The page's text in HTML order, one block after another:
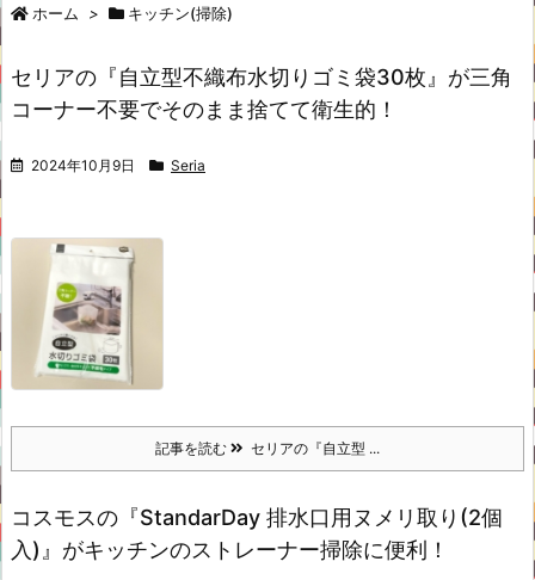
ホーム > キッチン(掃除)
セリアの『自立型不織布水切りゴミ袋30枚』が三角
コーナー不要でそのまま捨てて衛生的！
2024年10月9日 Seria
記事を読む セリアの『自立型 ...
コスモスの『StandarDay 排水口用ヌメリ取り(2個
入)』がキッチンのストレーナー掃除に便利！